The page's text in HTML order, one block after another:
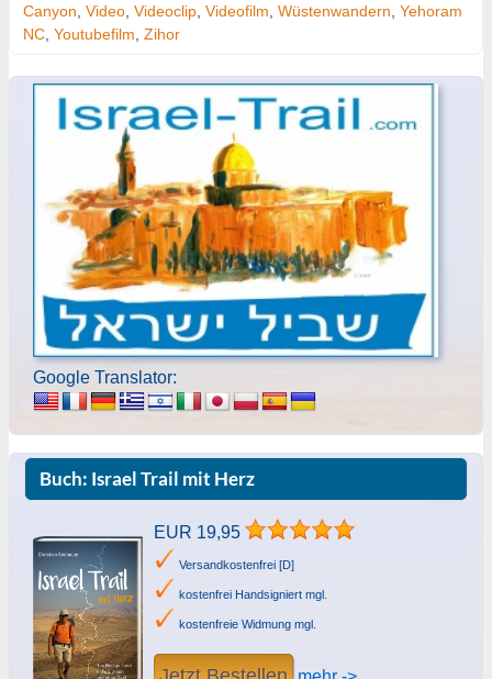
Canyon Video, Videoclip, Videofilm Wüstenwandern Yehoram
NC, Youtubefilm Zihor
Google Translator:
Buch: Israel Trail mit Herz
EUR 19,95
Versandkostenfrei [D]
kostenfrei Handsigniert mgl.
kostenfreie Widmung mgl.